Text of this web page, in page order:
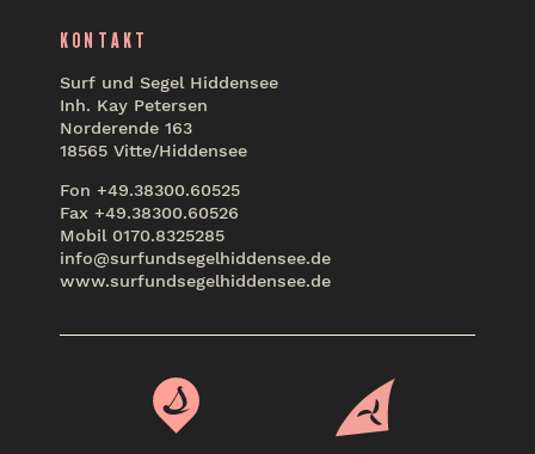
KONTAKT
Surf und Segel Hiddensee
Inh. Kay Petersen
Norderende 163
18565 Vitte/Hiddensee
Fon +49.38300.60525
Fax +49.38300.60526
Mobil 0170.8325285
info@surfundsegelhiddensee.de
www.surfundsegelhiddensee.de